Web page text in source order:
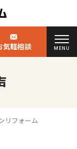
気軽相談 MENU
リフォーム